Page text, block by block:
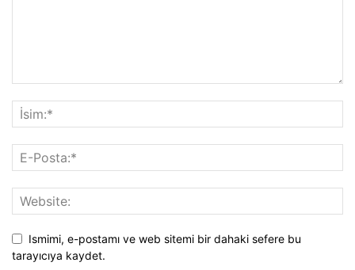
Ismimi, e-postamı ve web sitemi bir dahaki sefere bu
tarayıcıya kaydet.